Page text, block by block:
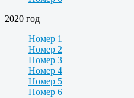
2020 год
Номер 1
Номер 2
Номер 3
Номер 4
Номер 5
Номер 6